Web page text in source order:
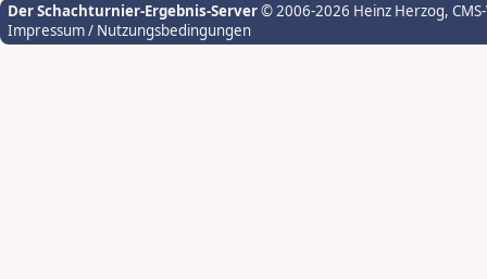
Der Schachturnier-Ergebnis-Server© 2006-2026 Heinz Herzog,
Impressum / Nutzungsbedingungen